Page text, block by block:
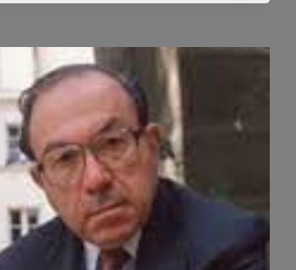
MRS
LIPSTADT